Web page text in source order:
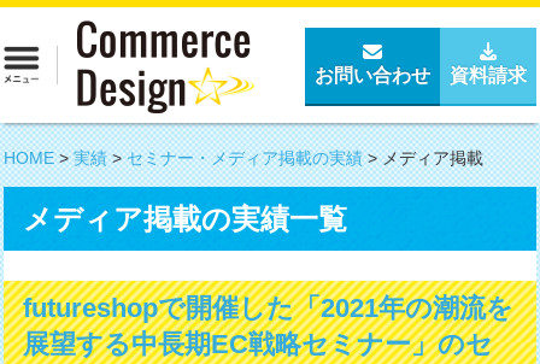
お問い合わせ 資料請求
HOME>実績>セミナー・メディア掲載の実績>メディア掲載
メディア掲載の実績一覧
futureshopで開催した「2021年の潮流を
展望する中長期EC戦略セミナー」のセ